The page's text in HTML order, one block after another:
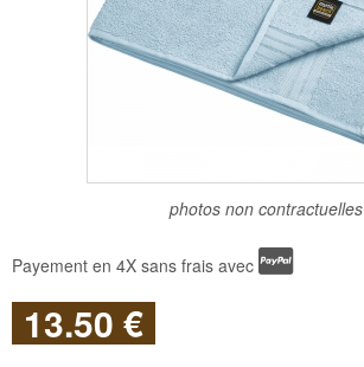
photos non contractuelles
Payement en 4X sans frais avec
13.50 €